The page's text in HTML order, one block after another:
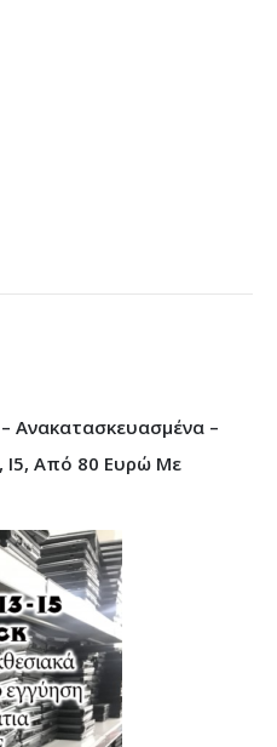
Ανακατασκευασμένα –
I5, Από 80 Ευρώ Με